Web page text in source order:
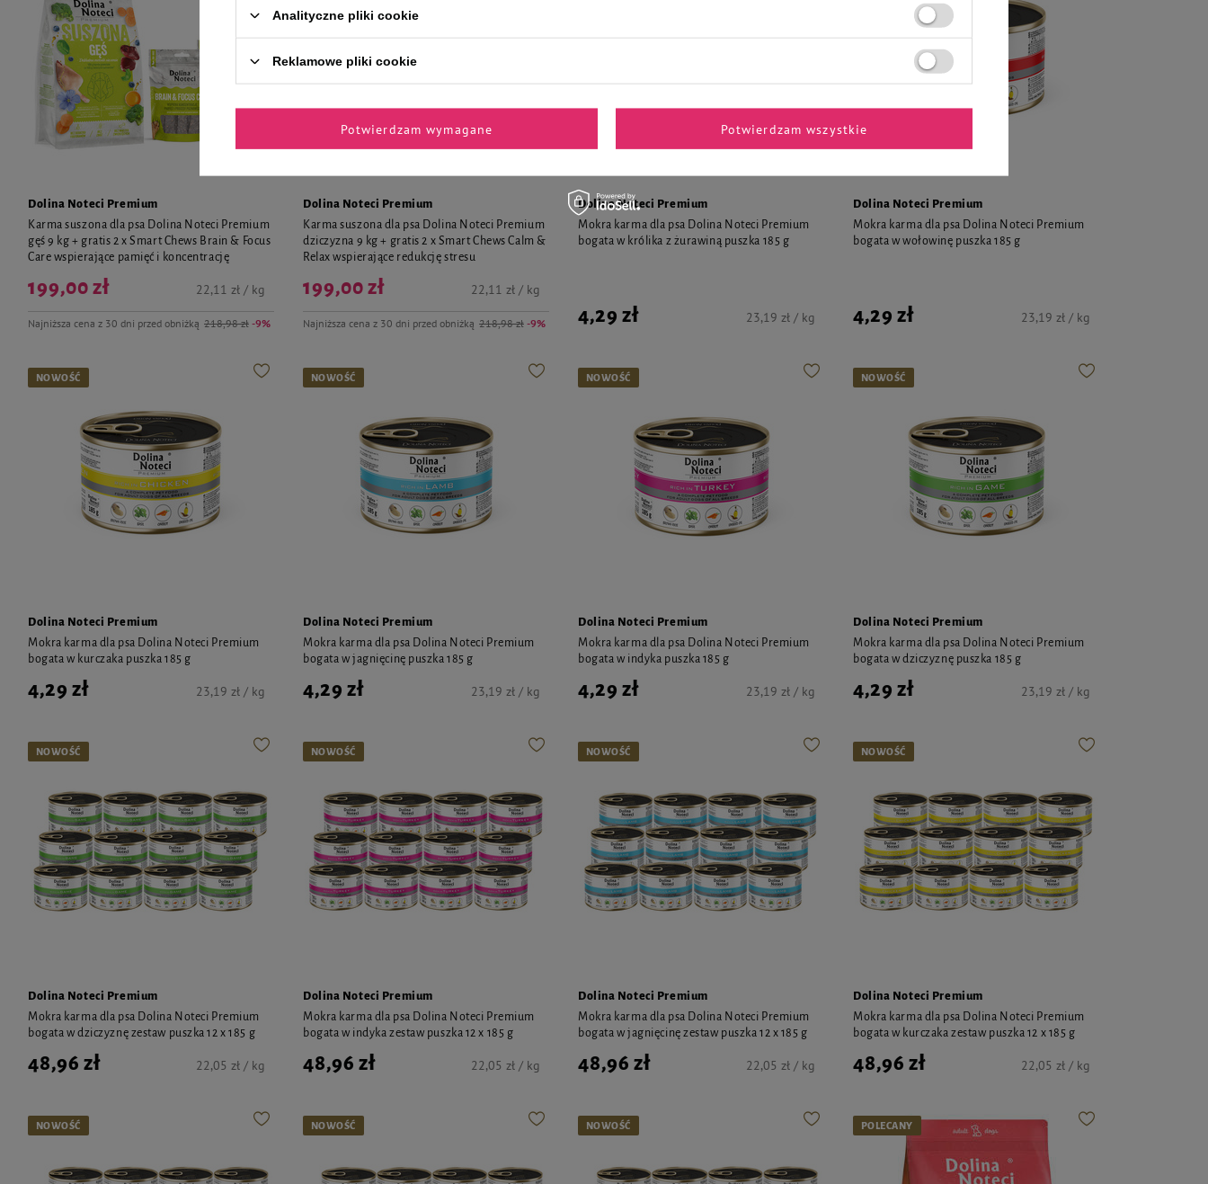
Dolina Noteci Premium
Karma suszona dla psa Dolina Noteci Premium
gęś 9 kg + gratis 2 x Smart Chews Brain & Focus
Care wspierające pamięć i koncentrację
Najniższa cena z 30 dni przed obniżką 218,98 zł -9%
199,00 zł 22,11 zł / kg
Dolina Noteci Premium
Karma suszona dla psa Dolina Noteci Premium
dziczyzna 9 kg + gratis 2 x Smart Chews Calm &
Relax wspierające redukcję stresu
Najniższa cena z 30 dni przed obniżką 218,98 zł -9%
199,00 zł 22,11 zł / kg
Dolina Noteci Premium
Mokra karma dla psa Dolina Noteci Premium
bogata w królika z żurawiną puszka 185 g
4,29 zł 23,19 zł / kg
Dolina Noteci Premium
Mokra karma dla psa Dolina Noteci Premium
bogata w wołowinę puszka 185 g
4,29 zł 23,19 zł / kg
NOWOŚĆ
Dolina Noteci Premium
Mokra karma dla psa Dolina Noteci Premium
bogata w kurczaka puszka 185 g
4,29 zł 23,19 zł / kg
NOWOŚĆ
Dolina Noteci Premium
Mokra karma dla psa Dolina Noteci Premium
bogata w jagnięcinę puszka 185 g
4,29 zł 23,19 zł / kg
NOWOŚĆ
Dolina Noteci Premium
Mokra karma dla psa Dolina Noteci Premium
bogata w indyka puszka 185 g
4,29 zł 23,19 zł / kg
NOWOŚĆ
Dolina Noteci Premium
Mokra karma dla psa Dolina Noteci Premium
bogata w dziczyznę puszka 185 g
4,29 zł 23,19 zł / kg
NOWOŚĆ
Dolina Noteci Premium
Mokra karma dla psa Dolina Noteci Premium
bogata w dziczyznę zestaw puszka 12 x 185 g
48,96 zł 22,05 zł / kg
NOWOŚĆ
Dolina Noteci Premium
Mokra karma dla psa Dolina Noteci Premium
bogata w indyka zestaw puszka 12 x 185 g
48,96 zł 22,05 zł / kg
NOWOŚĆ
Dolina Noteci Premium
Mokra karma dla psa Dolina Noteci Premium
bogata w jagnięcinę zestaw puszka 12 x 185 g
48,96 zł 22,05 zł / kg
NOWOŚĆ
Dolina Noteci Premium
Mokra karma dla psa Dolina Noteci Premium
bogata w kurczaka zestaw puszka 12 x 185 g
48,96 zł 22,05 zł / kg
NOWOŚĆ NOWOŚĆ NOWOŚĆ POLECANY
Analityczne pliki cookie
Reklamowe pliki cookie
Potwierdzam wymagane Potwierdzam wszystkie